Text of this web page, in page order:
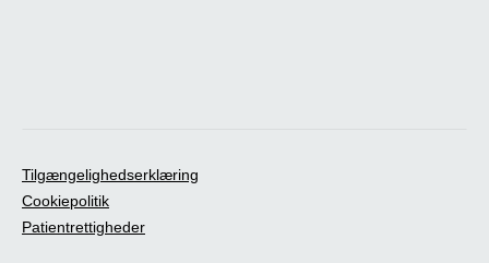
Tilgængelighedserklæring
Cookiepolitik
Patientrettigheder